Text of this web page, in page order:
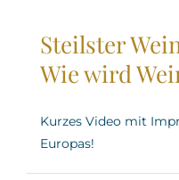
Steilster
Wie wird
Kurzes Video mit
Europas!